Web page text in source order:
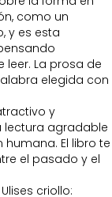
como un
y es esta
La prosa de
elegida con
y
lectura agradable
El libro te
el pasado y el
criollo: